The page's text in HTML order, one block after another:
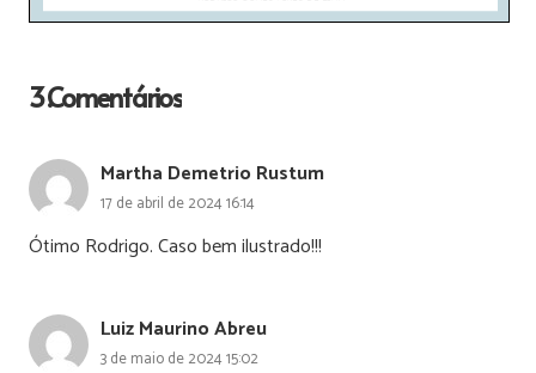
3Comentários
.
Martha Demetrio Rustum
17 de abril de 2024 16:14
Ótimo Rodrigo. Caso bem ilustrado!!!
Luiz Maurino Abreu
3 de maio de 2024 15:02